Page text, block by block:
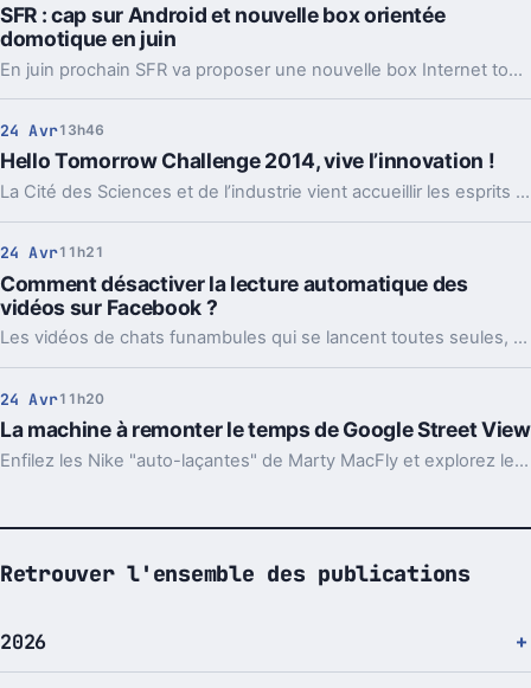
SFR : cap sur Android et nouvelle box orientée
domotique en juin
En juin prochain SFR va proposer une nouvelle box Internet tournée vers la domotique. La firme songe également à adopter davantage Android.
24 Avr13h46
Hello Tomorrow Challenge 2014, vive l’innovation !
La Cité des Sciences et de l’industrie vient accueillir les esprits les plus brillants qui créent le monde de demain. Nous étions sur place.
24 Avr11h21
Comment désactiver la lecture automatique des
vidéos sur Facebook ?
Les vidéos de chats funambules qui se lancent toutes seules, c'est sympa mais ça devient pénible...
24 Avr11h20
La machine à remonter le temps de Google Street View
Enfilez les Nike "auto-laçantes" de Marty MacFly et explorez le passé grâce à Google Maps
Retrouver l'ensemble des publications
2026